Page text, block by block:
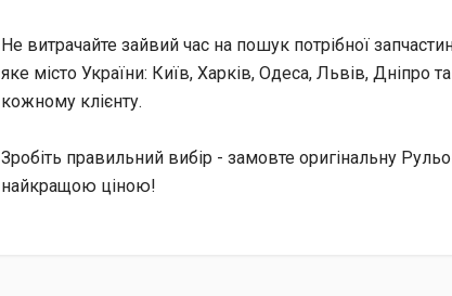
Не витрачайте зайвий час на пошук потрібної
яке місто України: Київ, Харків, Одеса, Львів, Дніпро
кожному клієнту.
Зробіть правильний вибір - замовте оригінальну
найкращою ціною!